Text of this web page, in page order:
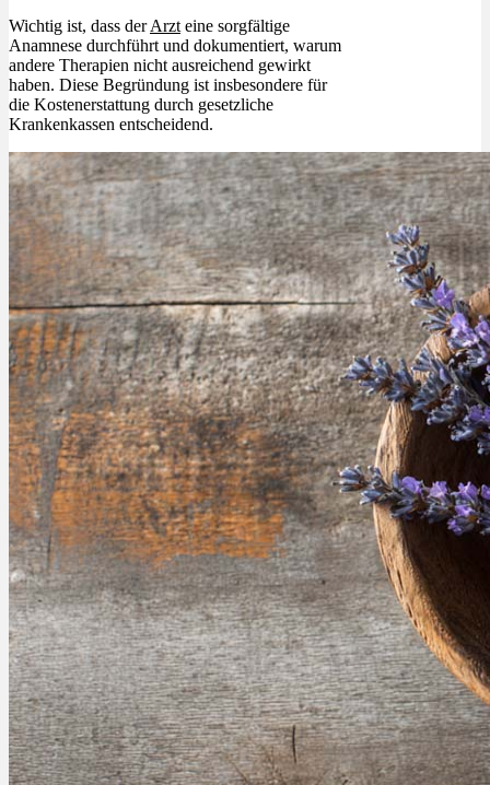
Wichtig ist, dass derArzt eine sorgfältige
Anamnese durchführt und dokumentiert, warum
andere Therapien nicht ausreichend gewirkt
haben. Diese Begründung ist insbesondere für
die Kostenerstattung durch gesetzliche
Krankenkassen entscheidend.